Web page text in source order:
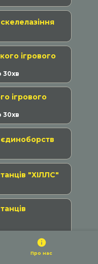
ігрового
30хв
ігрового
30хв
"ХІЛЛС"
Про нас